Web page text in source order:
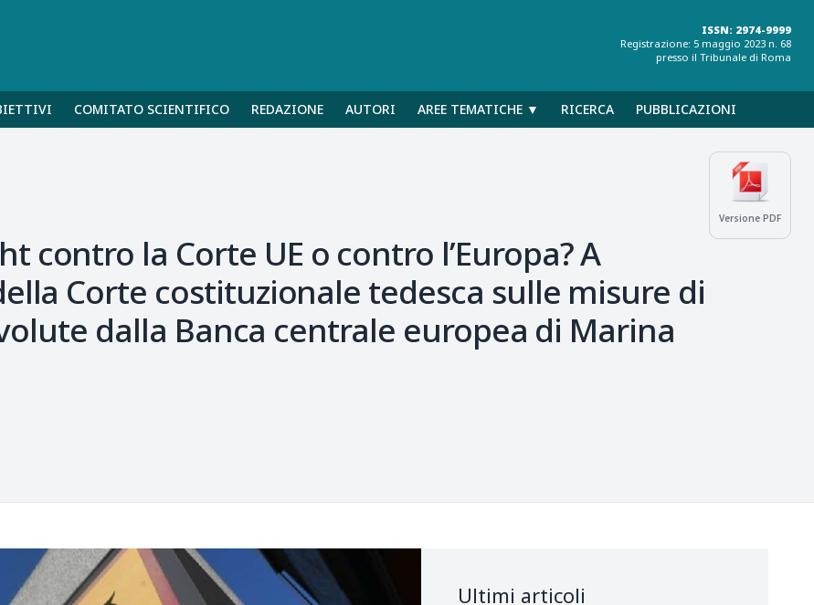
ISSN: 2974-9999
Registrazione: 5 maggio 2023 n. 68
presso il Tribunale di Roma
COMITATO SCIENTIFICO REDAZIONE AUTORI AREE TEMATICHE ▼ RICERCA PUBBLICAZIONI
Versione PDF
contro la Corte UE o contro l’Europa? A
Corte costituzionale tedesca sulle misure di
dalla Banca centrale europea di Marina
Ultimi articoli